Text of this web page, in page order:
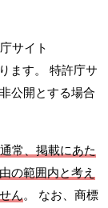
サイト
ます。 特許庁サ
公開とする場合
常、掲載にあた
の範囲内と考え
ん。 なお、商標